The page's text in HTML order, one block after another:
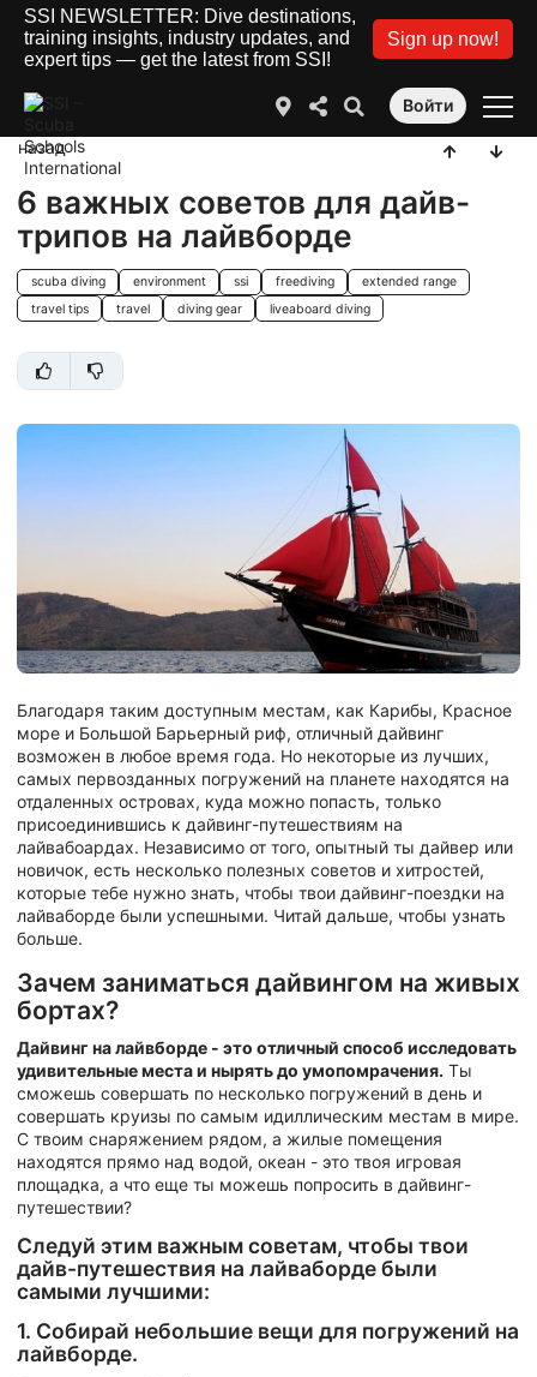
SSI NEWSLETTER: Dive destinations,
training insights, industry updates, and
expert tips — get the latest from SSI!
Sign up now!
Войти
назад
6 важных советов для дайв-
трипов на лайвборде
scuba diving environment ssi freediving
extended range
travel tips
travel diving gear liveaboard diving
Благодаря таким доступным местам, как Карибы, Красное
море и Большой Барьерный риф, отличный дайвинг
возможен в любое время года. Но некоторые из лучших,
самых первозданных погружений на планете находятся на
отдаленных островах, куда можно попасть, только
присоединившись к дайвинг-путешествиям на
лайвабоардах. Независимо от того, опытный ты дайвер или
новичок, есть несколько полезных советов и хитростей,
которые тебе нужно знать, чтобы твои дайвинг-поездки на
лайваборде были успешными. Читай дальше, чтобы узнать
больше.
Зачем заниматься дайвингом на живых
бортах?
Дайвинг на лайвборде - это отличный способ исследовать
удивительные места и нырять до умопомрачения. Ты
сможешь совершать по несколько погружений в день и
совершать круизы по самым идиллическим местам в мире.
С твоим снаряжением рядом, а жилые помещения
находятся прямо над водой, океан - это твоя игровая
площадка, а что еще ты можешь попросить в дайвинг-
путешествии?
Следуй этим важным советам, чтобы твои
дайв-путешествия на лайваборде были
самыми лучшими:
1. Собирай небольшие вещи для погружений на
лайвборде.